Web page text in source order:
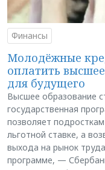
Финансы
Молодёжные
оплатить
для будущего
Высшее образование
государственная
позволяет
льготной ставке, а
выхода на рынок
программе, —